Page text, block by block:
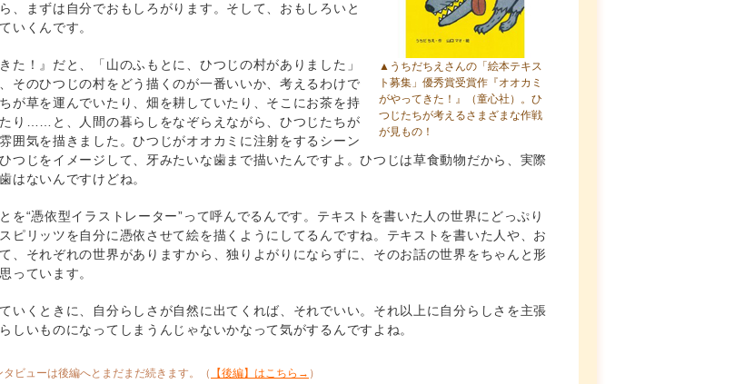
▲うちだちえさんの「絵本テキス
ト募集」優秀賞受賞作 『オオカミ
がやってきた！』
（童心社）。ひ
つじたちが考えるさまざまな作戦
が見もの！
、まずは自分でおもしろがります。そして、おもしろいと
いくんです。
た！』だと、「山のふもとに、ひつじの村がありました」
そのひつじの村をどう描くのが一番いいか、考えるわけで
が草を運んでいたり、畑を耕していたり、そこにお茶を持
り……と、人間の暮らしをなぞらえながら、ひつじたちが
囲気を描きました。ひつじがオオカミに注射をするシーン
つじをイメージして、牙みたいな歯まで描いたんですよ。ひつじは草食動物だから、実際
はないんですけどね。
を“憑依型イラストレーター”って呼んでるんです。テキストを書いた人の世界にどっぷり
ピリッツを自分に憑依させて絵を描くようにしてるんですね。テキストを書いた人や、お
、それぞれの世界がありますから、独りよがりにならずに、そのお話の世界をちゃんと形
っています。
いくときに、自分らしさが自然に出てくれば、それでいい。それ以上に自分らしさを主張
しいものになってしまうんじゃないかなって気がするんですよね。
ビューは後編へとまだまだ続きます。（ 【後編】はこちら→ ）